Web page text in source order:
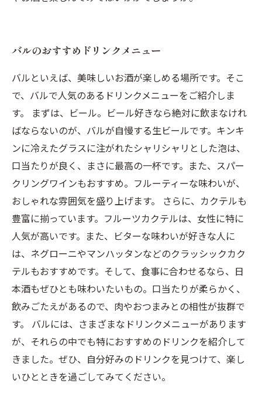
バルのおすすめドリンクメニュー
バルといえば、美味しいお酒が楽しめる場所です。そこ
で、バルで人気のあるドリンクメニューをご紹介しま
す。 まずは、ビール。ビール好きなら絶対に飲まなけれ
ばならないのが、バルが自慢する生ビールです。キンキ
ンに冷えたグラスに注がれたシャリシャリとした泡は、
口当たりが良く、まさに最高の一杯です。また、スパー
クリングワインもおすすめ。フルーティーな味わいが、
おしゃれな雰囲気を盛り上げます。 さらに、カクテルも
豊富に揃っています。フルーツカクテルは、女性に特に
人気が高いです。また、ビターな味わいが好きな人に
は、ネグローニやマンハッタンなどのクラッシックカク
テルもおすすめです。そして、食事に合わせるなら、日
本酒もぜひとも味わいたいもの。口当たりが柔らかく、
飲みごたえがあるので、肉やおつまみとの相性が抜群で
す。 バルには、さまざまなドリンクメニューがあります
が、それらの中でも特におすすめのドリンクを紹介して
きました。ぜひ、自分好みのドリンクを見つけて、楽し
いひとときを過ごしてみてください。